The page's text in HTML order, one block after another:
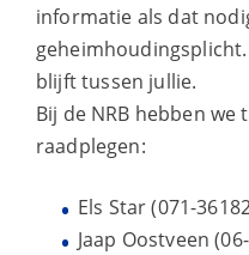
informatie als dat
blijft tussen jullie.
Bij de NRB hebben we
raadplegen:
Els Star (071-
Jaap Oostveen